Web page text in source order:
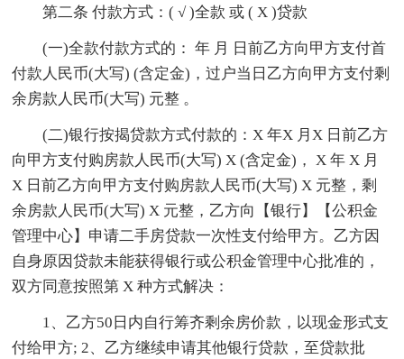
第二条 付款方式：( √ )全款 或 ( X )贷款
(一)全款付款方式的： 年 月 日前乙方向甲方支付首
付款人民币(大写) (含定金)，过户当日乙方向甲方支付剩
余房款人民币(大写) 元整 。
(二)银行按揭贷款方式付款的：X 年X 月X 日前乙方
向甲方支付购房款人民币(大写) X (含定金)， X 年 X 月
X 日前乙方向甲方支付购房款人民币(大写) X 元整，剩
余房款人民币(大写) X 元整，乙方向【银行】【公积金
管理中心】申请二手房贷款一次性支付给甲方。乙方因
自身原因贷款未能获得银行或公积金管理中心批准的，
双方同意按照第 X 种方式解决：
1、乙方50日内自行筹齐剩余房价款，以现金形式支
付给甲方; 2、乙方继续申请其他银行贷款，至贷款批